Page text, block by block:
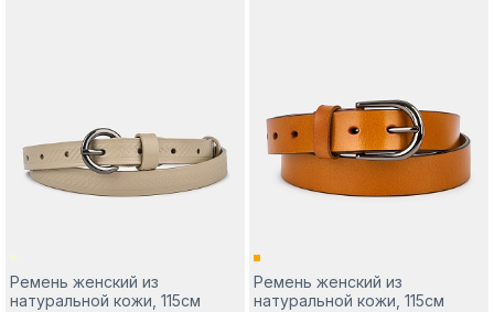
Ремень женский из
натуральной кожи, 115см
Ремень женский из
натуральной кожи, 115см